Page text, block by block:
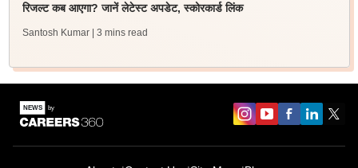
रिजल्ट कब आएगा? जानें लेटेस्ट अपडेट, स्कोरकार्ड लिंक
Santosh Kumar | 3 mins read